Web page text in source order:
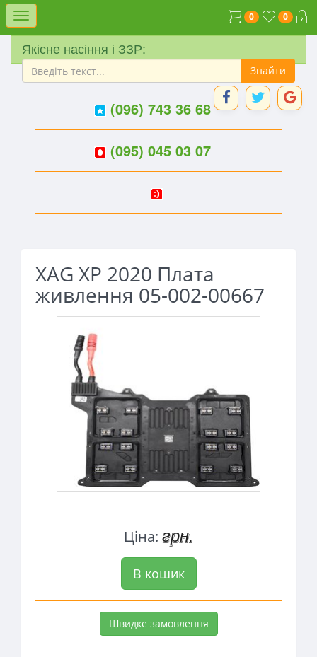
Меню 0
0
Якісне насіння і ЗЗР:
(096) 743 36 68
(095) 045 03 07
XAG XP 2020 Плата
живлення 05-002-00667
Ціна: грн.
В кошик
Швидке замовлення